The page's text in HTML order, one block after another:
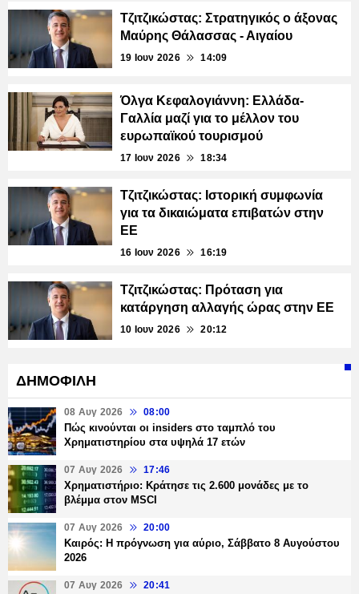
Τζιτζικώστας: Στρατηγικός ο άξονας
Μαύρης Θάλασσας - Αιγαίου
19 Ιουν 2026 14:09
Όλγα Κεφαλογιάννη: Ελλάδα-
Γαλλία μαζί για το μέλλον του
ευρωπαϊκού τουρισμού
17 Ιουν 2026 18:34
Τζιτζικώστας: Ιστορική συμφωνία
για τα δικαιώματα επιβατών στην
ΕΕ
16 Ιουν 2026 16:19
Τζιτζικώστας: Πρόταση για
κατάργηση αλλαγής ώρας στην ΕΕ
10 Ιουν 2026 20:12
ΔΗΜΟΦΙΛΗ
08 Αυγ 2026 08:00
Πώς κινούνται οι insiders στο ταμπλό του
Χρηματιστηρίου στα υψηλά 17 ετών
07 Αυγ 2026 17:46
Χρηματιστήριο: Κράτησε τις 2.600 μονάδες με το
βλέμμα στον MSCI
07 Αυγ 2026 20:00
Καιρός: Η πρόγνωση για αύριο, Σάββατο 8 Αυγούστου
2026
07 Αυγ 2026 20:41